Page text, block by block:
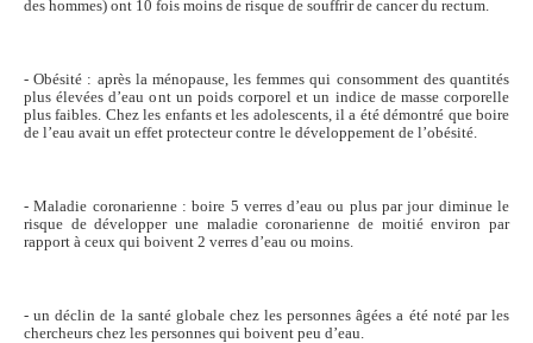
des hommes) ont 10 fois moins de risque de souffrir de cancer du rectum.
- Obésité : après la ménopause, les femmes qui consomment des quantités
plus élevées d’eau ont un poids corporel et un indice de masse corporelle
plus faibles. Chez les enfants et les adolescents, il a été démontré que boire
de l’eau avait un effet protecteur contre le développement de l’obésité.
- Maladie coronarienne : boire 5 verres d’eau ou plus par jour diminue le
risque de développer une maladie coronarienne de moitié environ par
rapport à ceux qui boivent 2 verres d’eau ou moins.
- un déclin de la santé globale chez les personnes âgées a été noté par les
chercheurs chez les personnes qui boivent peu d’eau.